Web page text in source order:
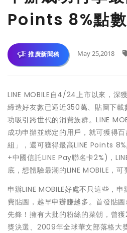
Points 8%點
推廣新聞稿 May 25,2018
LINE MOBILE自4/24上市以來，深
締造好友數已逼近350萬、貼圖下
功吸引跨世代的消費族群。LINE
成功申辦並綁定的用戶，就可獲得
組」，還可獲得最高LINE Points
+中國信託LINE Pay聯名卡2%)，
底，想體驗最潮的LINE MOBILE，可
申辦LINE MOBILE好處不只這些，
費貼圖，越早申辦賺越多。首發貼
先鋒！擁有大批的粉絲的菜朝，曾
獎決選、2009年全球華文部落格大